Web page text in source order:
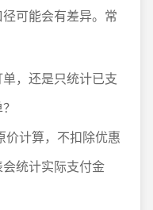
可能会有差异。常
，还是只统计已支
价计算，不扣除优惠
统计实际支付金